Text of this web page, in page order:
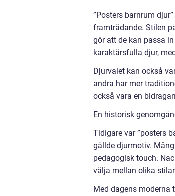
”Posters barnrum
framträdande. Stilen
gör att de kan passa
karaktärsfulla djur,
Djurvalet kan också
andra har mer
också vara en
En historisk
Tidigare var ”posters
gällde djurmotiv.
pedagogisk touch.
välja mellan olika
Med dagens moderna